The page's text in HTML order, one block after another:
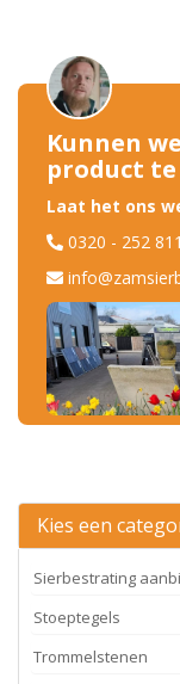
Kies een
Sierbestrating
Stoeptegels
Trommelstenen
Kunnen
product
Laat het ons
0320 - 252 811